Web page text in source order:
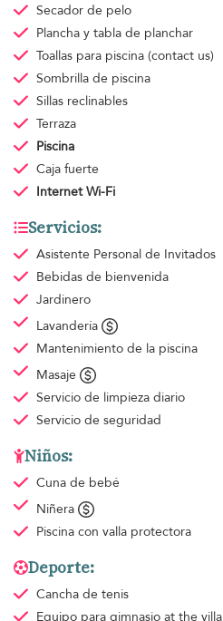
Secador de pelo
Plancha y tabla de planchar
Toallas para piscina (contact us)
Sombrilla de piscina
Sillas reclinables
Terraza
Piscina
Caja fuerte
Internet Wi-Fi
Servicios:
Asistente Personal de Invitados
Bebidas de bienvenida
Jardinero
Lavandería
Mantenimiento de la piscina
Masaje
Servicio de limpieza diario
Servicio de seguridad
Niños:
Cuna de bebé
Niñera
Piscina con valla protectora
Deporte:
Cancha de tenis
Equipo para gimnasio at the villa